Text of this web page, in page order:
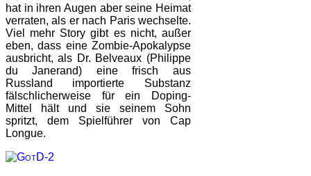
hat in ihren Augen aber seine Heimat
verraten, als er nach Paris wechselte.
Viel mehr Story gibt es nicht, außer
eben, dass eine Zombie-Apokalypse
ausbricht, als Dr. Belveaux (Philippe
du Janerand) eine frisch aus
Russland importierte Substanz
fälschlicherweise für ein Doping-
Mittel hält und sie seinem Sohn
spritzt, dem Spielführer von Cap
Longue.